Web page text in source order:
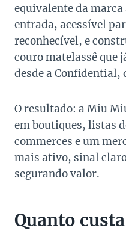
equivalente da
entrada, acessível
reconhecível, e
couro matelassê que
desde a Confidential,
O resultado: a Miu
em boutiques, listas
commerces e um
mais ativo, sinal claro
segurando valor.
Quanto